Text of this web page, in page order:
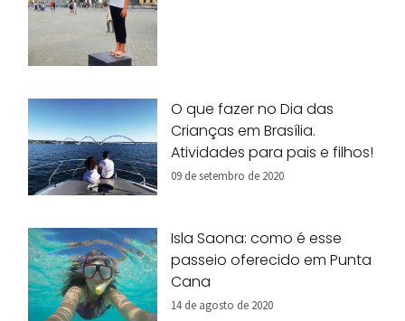
O que fazer no Dia das
Crianças em Brasília.
Atividades para pais e filhos!
09 de setembro de 2020
Isla Saona: como é esse
passeio oferecido em Punta
Cana
14 de agosto de 2020